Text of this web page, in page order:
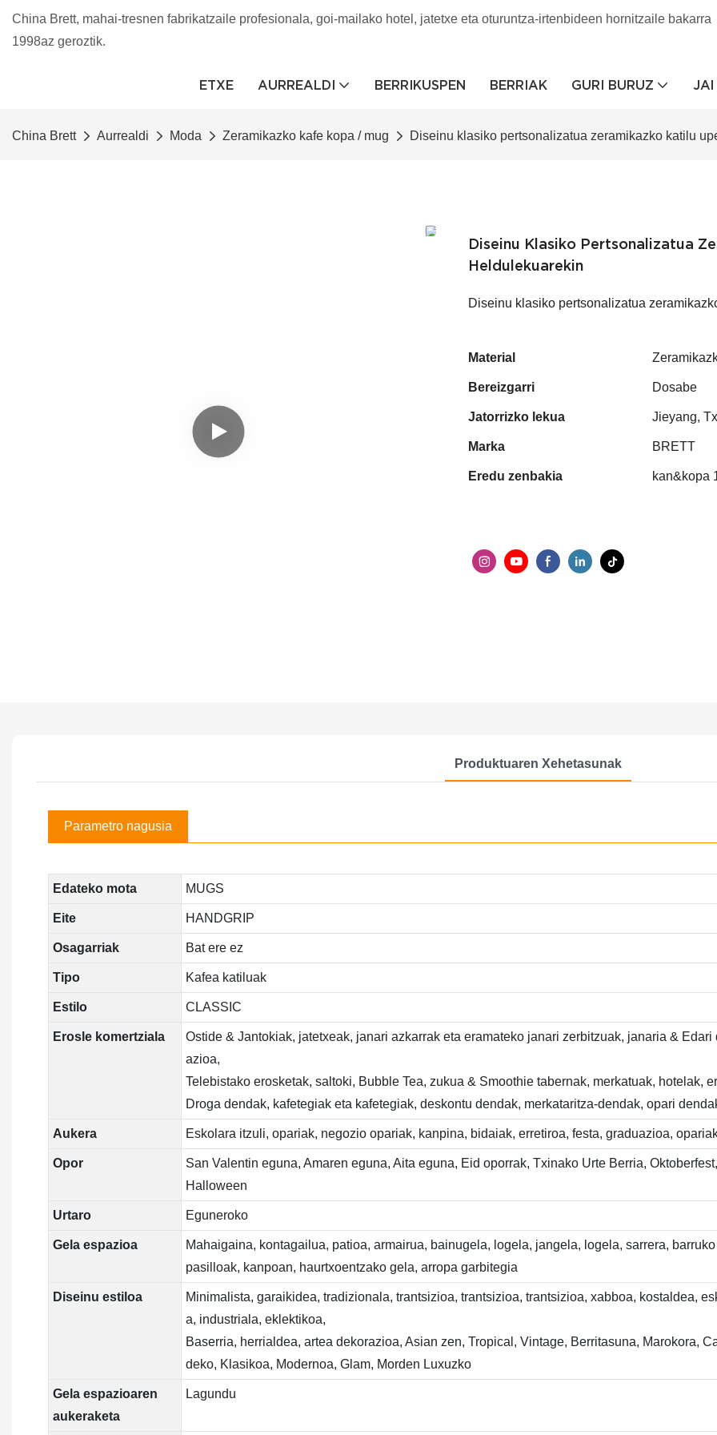
China Brett, mahai-tresnen fabrikatzaile profesionala, goi-mailako hotel, jatetxe eta oturuntza-irtenbideen hornitzaile bakarra
1998az geroztik.
ETXE AURREALDI BERRIKUSPEN BERRIAK GURI BURUZ
China Brett Aurrealdi Moda Zeramikazko kafe kopa / mug Diseinu klasiko pertsonalizatua zeramikazko katilu
Diseinu Klasiko Pertsonalizatua
Heldulekuarekin
Diseinu klasiko pertsonalizatua
Material
Bereizgarri Dosabe
Jatorrizko lekua Jieyang,
Marka BRETT
Eredu zenbakia kan&kopa
Produktuaren Xehetasunak
Parametro nagusia
Edateko mota MUGS
Eite HANDGRIP
Osagarriak Bat ere ez
Tipo Kafea katiluak
Estilo CLASSIC
Erosle komertziala
Ostide & Jantokiak, jatetxeak, janari azkarrak eta eramateko janari zerbitzuak, janaria &
azioa,
Telebistako erosketak, saltoki, Bubble Tea, zukua & Smoothie tabernak, merkatuak, hotelak,
Droga dendak, kafetegiak eta kafetegiak, deskontu dendak, merkataritza-dendak, opari
Aukera Eskolara itzuli, opariak, negozio opariak, kanpina, bidaiak, erretiroa, festa, graduazioa,
Opor
San Valentin eguna, Amaren eguna, Aita eguna, Eid oporrak, Txinako Urte Berria,
Halloween
Urtaro Eguneroko
Gela espazioa
Mahaigaina, kontagailua, patioa, armairua, bainugela, logela, jangela, logela, sarrera,
pasilloak, kanpoan, haurtxoentzako gela, arropa garbitegia
Diseinu estiloa
Minimalista, garaikidea, tradizionala, trantsizioa, trantsizioa, trantsizioa, xabboa, kostaldea,
a, industriala, eklektikoa,
Baserria, herrialdea, artea dekorazioa, Asian zen, Tropical, Vintage, Berritasuna, Marokora,
deko, Klasikoa, Modernoa, Glam, Morden Luxuzko
Gela espazioaren
aukeraketa
Lagundu